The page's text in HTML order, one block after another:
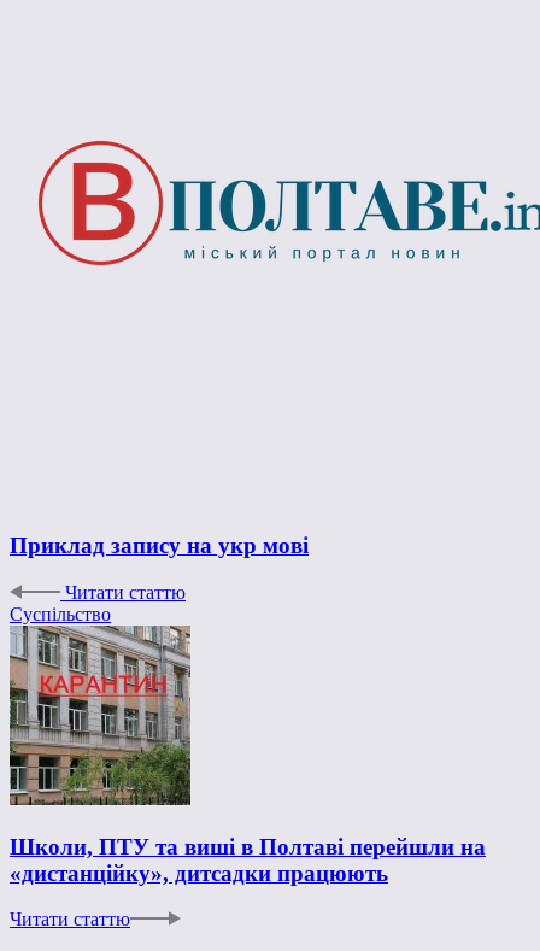
Приклад запису на укр мові
Читати статтю
Суспільство
Школи, ПТУ та виші в Полтаві перейшли на
«дистанційку», дитсадки працюють
Читати статтю